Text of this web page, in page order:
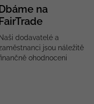
na
Naši dodavatelé a
jsou náležitě
ohodnoceni